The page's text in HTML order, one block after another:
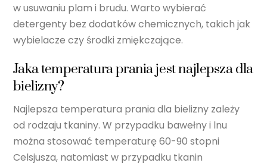
w usuwaniu plam i brudu. Warto wybierać
detergenty bez dodatków chemicznych, takich jak
wybielacze czy środki zmiękczające.
Jaka temperatura prania jest najlepsza dla
bielizny?
Najlepsza temperatura prania dla bielizny zależy
od rodzaju tkaniny. W przypadku bawełny i lnu
można stosować temperaturę 60-90 stopni
Celsjusza, natomiast w przypadku tkanin